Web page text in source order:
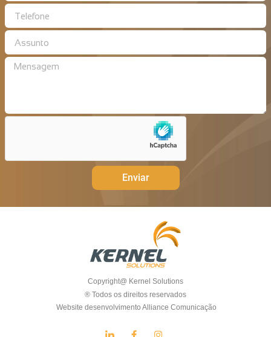
Enviar
Copyright@ Kernel Solutions
® Todos os direitos reservados
Website desenvolvimento Alliance Comunicação